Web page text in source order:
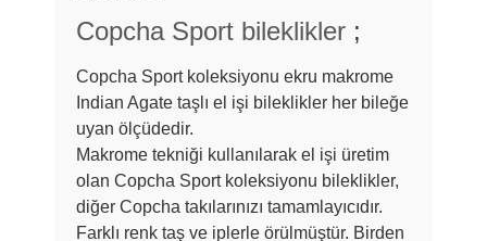
Copcha Sport bileklikler ;
Copcha Sport koleksiyonu ekru makrome
Indian Agate taşlı el işi bileklikler her bileğe
uyan ölçüdedir.
Makrome tekniği kullanılarak el işi üretim
olan Copcha Sport koleksiyonu bileklikler,
diğer Copcha takılarınızı tamamlayıcıdır.
Farklı renk taş ve iplerle örülmüştür. Birden